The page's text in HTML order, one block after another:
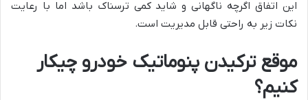
این اتفاق اگرچه ناگهانی و شاید کمی ترسناک باشد اما با رعایت
نکات زیر به راحتی قابل مدیریت است.
موقع ترکیدن پنوماتیک خودرو چیکار
کنیم؟